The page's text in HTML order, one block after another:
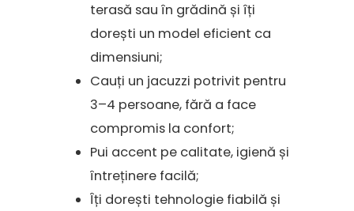
terasă sau în grădină și îți
dorești un model eficient ca
dimensiuni;
Cauți un jacuzzi potrivit pentru
3–4 persoane, fără a face
compromis la confort;
Pui accent pe calitate, igienă și
întreținere facilă;
Îți dorești tehnologie fiabilă și